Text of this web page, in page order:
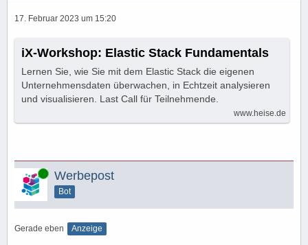
17. Februar 2023 um 15:20
iX-Workshop: Elastic Stack Fundamentals
Lernen Sie, wie Sie mit dem Elastic Stack die eigenen
Unternehmensdaten überwachen, in Echtzeit analysieren
und visualisieren. Last Call für Teilnehmende.
www.heise.de
Online Werbepost
Bot
Gerade eben Anzeige